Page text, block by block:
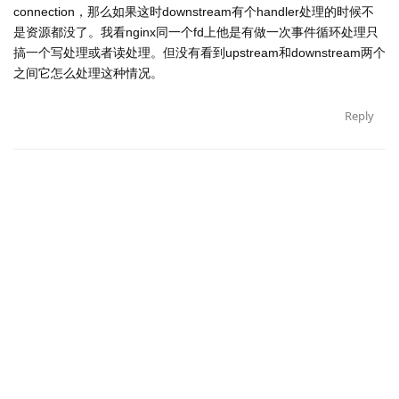
connection， 那么如果这时downstream有个handler处理的时候不
是资源都没了。 我看nginx同一个fd上他是有做一次事件循环处理只
搞一个写处理或者读处理。 但没有看到upstream和downstream两个
之间它怎么处理这种情况。
Reply